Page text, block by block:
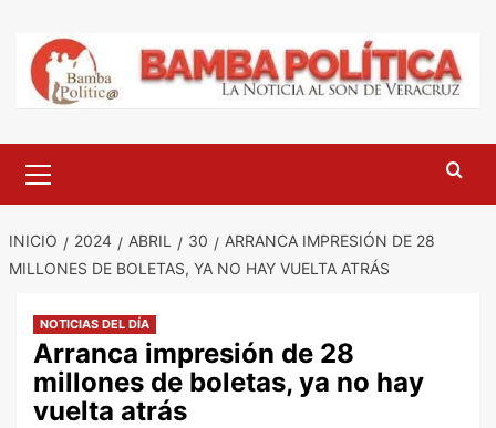
contenido
principal
INICIO 2024 ABRIL 30
ARRANCA IMPRESIÓN DE 28
MILLONES DE BOLETAS, YA NO HAY VUELTA ATRÁS
NOTICIAS DEL DÍA
Arranca impresión de 28
millones de boletas, ya no hay
vuelta atrás